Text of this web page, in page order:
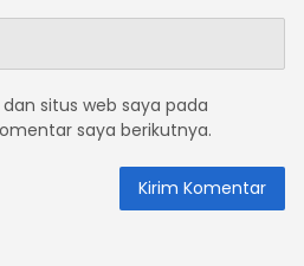
situs web saya pada
saya berikutnya.